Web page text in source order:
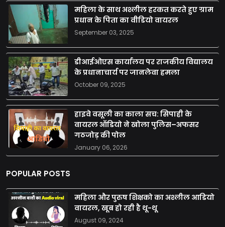
महिला के साथ अश्लील हरकत करते हुए ग्राम
प्रधान के पिता का वीडियो वायरल
September 03, 2025
डीआईओएस कार्यालय पर राजकीय विद्यालय
के प्रधानाचार्य पर जानलेवा हमला
October 09, 2025
हाइवे वसूली का काला सच: सिपाही के
वायरल ऑडियो ने खोला पुलिस–अफसर
गठजोड़ की पोल
January 06, 2026
POPULAR POSTS
महिला और पुरुष शिक्षको का अश्लील आडियो
वायरल, खूब हो रही है थू-थू
August 09, 2024